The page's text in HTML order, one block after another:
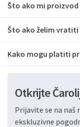
Što ako mi proizvod
Što ako želim vratiti
Kako mogu platiti
Otkrijte
Prijavite se na
ekskluzivne